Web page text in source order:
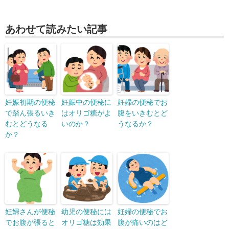
あわせて読みたい記事
妊娠初期の便秘
で踏ん張るいき
むとどうなる
か？
妊娠中の便秘に
はオリゴ糖がよ
いのか？
妊婦の便秘でお
腹をいきむとど
うなるか？
妊婦さんが便秘
でお腹が張ると
幼児の便秘には
オリゴ糖は効果
妊婦の便秘でお
腹が痛いのはど